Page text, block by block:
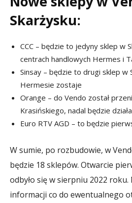
Skarżysku:
CCC – będzie to jedyny sklep w
centrach handlowych Hermes i
Sinsay – będzie to drugi sklep w
Hermesie zostaje
Orange – do Vendo został
Krasińskiego, nadal będzie
Euro RTV AGD – to będzie
W sumie, po rozbudowie, w
będzie 18 sklepów. Otwarcie
odbyło się w sierpniu 2022 roku.
informacji co do ewentualnego